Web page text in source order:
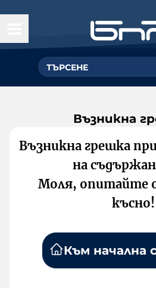
Възникна
Възникна грешка
на
Моля, опитайте
късно!
Към начална